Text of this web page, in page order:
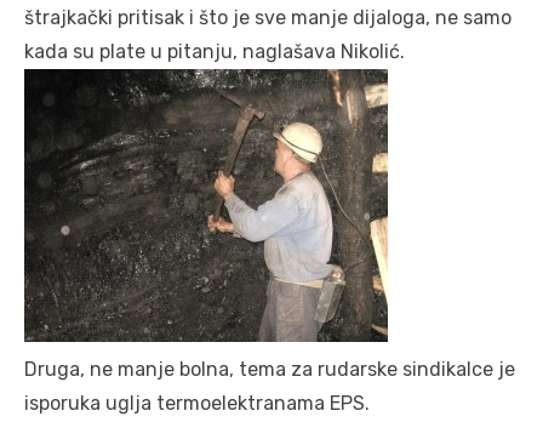
štrajkački pritisak i što je sve manje dijaloga, ne samo
kada su plate u pitanju, naglašava Nikolić.
Druga, ne manje bolna, tema za rudarske sindikalce je
isporuka uglja termoelektranama EPS.